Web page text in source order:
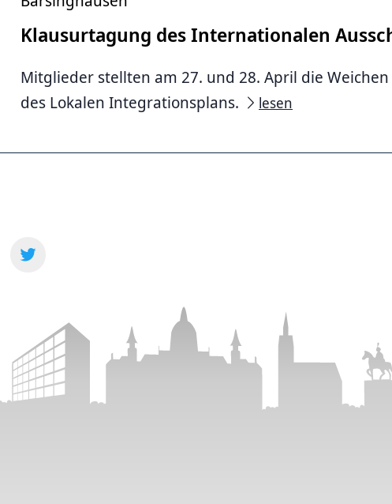
Klausurtagung des Internationalen
Mitglieder stellten am 27. und 28. April die
des Lokalen Integrationsplans.
lesen